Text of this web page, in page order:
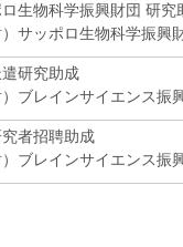
生物科学振興財団 研究
）サッポロ生物科学振興
研究助成
）ブレインサイエンス振
者招聘助成
）ブレインサイエンス振